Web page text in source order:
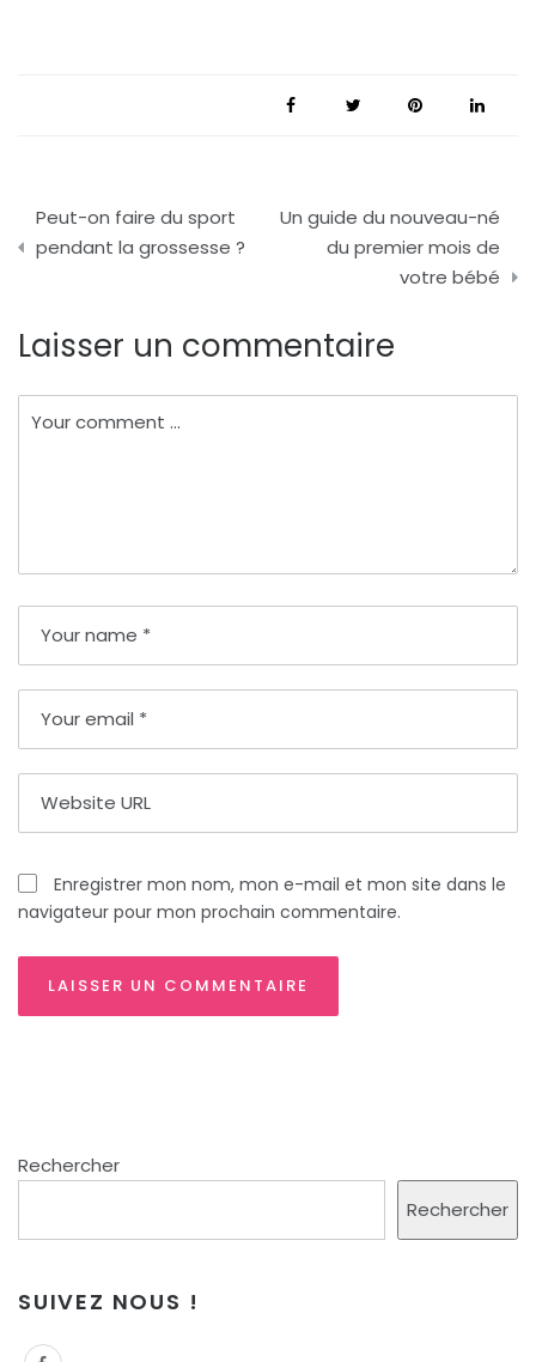
Navigation
de
Peut-on faire du sport
pendant la grossesse ?
Un guide du nouveau-né
du premier mois de
votre bébé
Laisser un commentaire
Enregistrer mon nom, mon e-mail et mon site dans le
navigateur pour mon prochain commentaire.
Rechercher
Rechercher
SUIVEZ NOUS !